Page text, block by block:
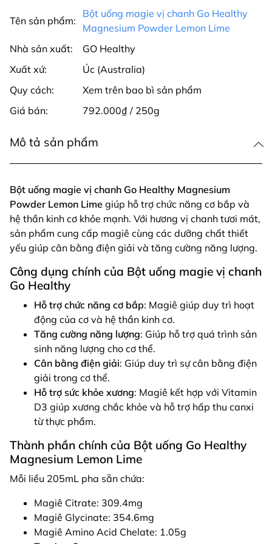
Tên sản phẩm:
Bột uống magie vị chanh Go Healthy
Magnesium Powder Lemon Lime
Nhà sản xuất:
GO Healthy
Xuất xứ:
Úc (Australia)
Quy cách:
Xem trên bao bì sản phẩm
Giá bán:
792.000₫ / 250g
Mô tả sản phẩm
Bột uống magie vị chanh Go Healthy Magnesium
Powder Lemon Lime giúp hỗ trợ chức năng cơ bắp và
hệ thần kinh cơ khỏe mạnh. Với hương vị chanh tươi mát,
sản phẩm cung cấp magiê cùng các dưỡng chất thiết
yếu giúp cân bằng điện giải và tăng cường năng lượng.
Công dụng chính của Bột uống magie vị chanh
Go Healthy
Hỗ trợ chức năng cơ bắp: Magiê giúp duy trì hoạt
động của cơ và hệ thần kinh cơ.
Tăng cường năng lượng: Giúp hỗ trợ quá trình sản
sinh năng lượng cho cơ thể.
Cân bằng điện giải: Giúp duy trì sự cân bằng điện
giải trong cơ thể.
Hỗ trợ sức khỏe xương: Magiê kết hợp với Vitamin
D3 giúp xương chắc khỏe và hỗ trợ hấp thu canxi
từ thực phẩm.
Thành phần chính của Bột uống Go Healthy
Magnesium Lemon Lime
Mỗi liều 205mL pha sẵn chứa:
Magiê Citrate: 309.4mg
Magiê Glycinate: 354.6mg
Magiê Amino Acid Chelate: 1.05g